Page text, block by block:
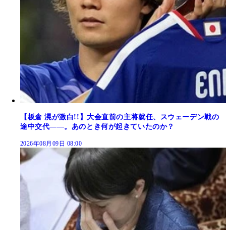
【板倉 滉が激白!!】大会直前の主将就任、スウェーデン戦の
途中交代――。あのとき何が起きていたのか？
2026年08月09日 08:00